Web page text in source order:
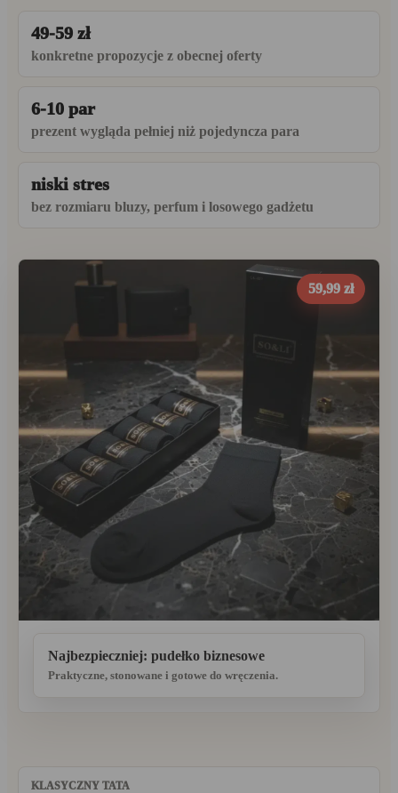
49-59 zł
konkretne propozycje z obecnej oferty
6-10 par
prezent wygląda pełniej niż pojedyncza para
niski stres
bez rozmiaru bluzy, perfum i losowego gadżetu
59,99 zł
Najbezpieczniej: pudełko biznesowe
Praktyczne, stonowane i gotowe do wręczenia.
KLASYCZNY TATA